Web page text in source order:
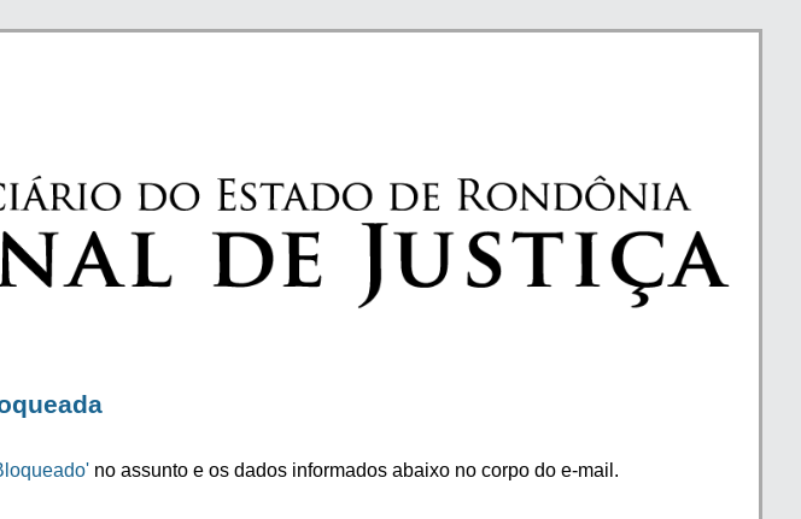
no assunto e os dados informados abaixo no corpo do e-mail.